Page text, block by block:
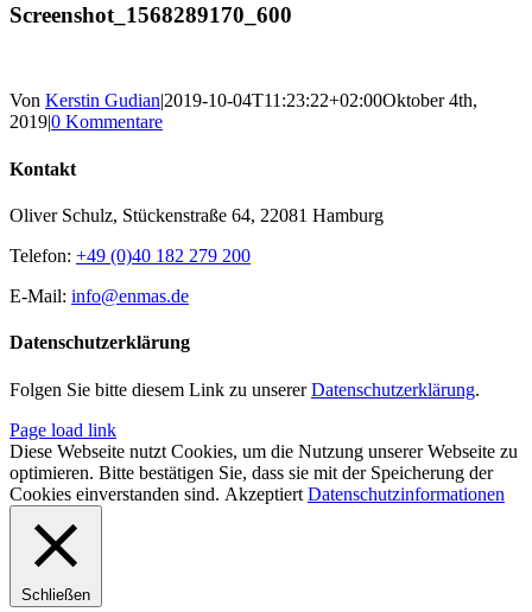
Screenshot_1568289170_600
Von Kerstin Gudian|2019-10-04T11:23:22+02:00Oktober 4th,
2019|0 Kommentare
Kontakt
Oliver Schulz, Stückenstraße 64, 22081 Hamburg
Telefon: +49 (0)40 182 279 200
E-Mail: info@enmas.de
Datenschutzerklärung
Folgen Sie bitte diesem Link zu unsererDatenschutzerklärung.
Page load link
Diese Webseite nutzt Cookies, um die Nutzung unserer Webseite zu
optimieren. Bitte bestätigen Sie, dass sie mit der Speicherung der
Cookies einverstanden sind. Akzeptiert Datenschutzinformationen
Schließen